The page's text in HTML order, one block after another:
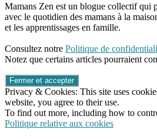
Mamans Zen est un blogue collectif qui
avec le quotidien des mamans à la
et les apprentissages en famille.
Consultez notre Politique de
Notez que certains articles pourraient
Privacy & Cookies: This site uses
website, you agree to their use.
To find out more, including how to
Politique relative aux cookies